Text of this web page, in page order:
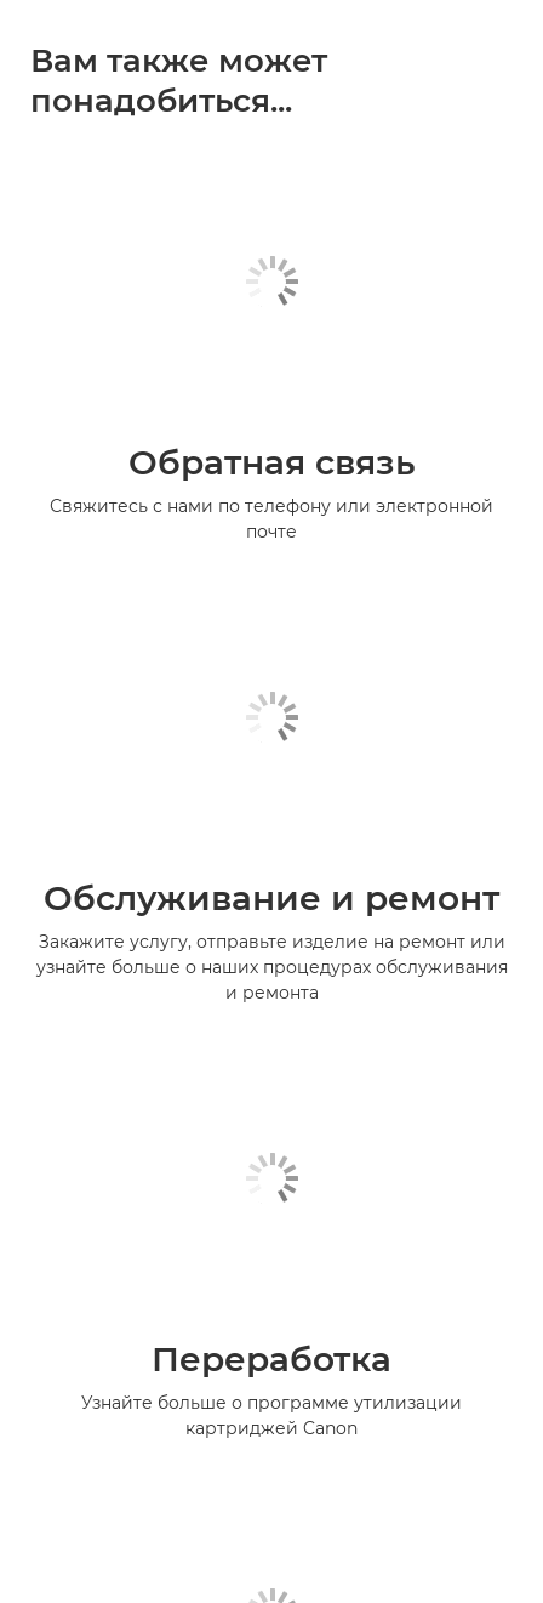
Вам также может
понадобиться...
Обратная связь
Свяжитесь с нами по телефону или электронной
почте
Обслуживание и ремонт
Закажите услугу, отправьте изделие на ремонт или
узнайте больше о наших процедурах обслуживания
и ремонта
Переработка
Узнайте больше о программе утилизации
картриджей Canon